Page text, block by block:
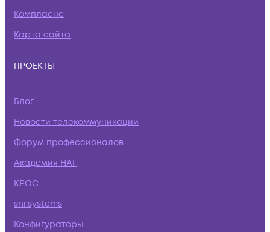
Комплаенс
Карта сайта
ПРОЕКТЫ
Блог
Новости телекоммуникаций
Форум профессионалов
Академия НАГ
КРОС
snr.systems
Конфигураторы